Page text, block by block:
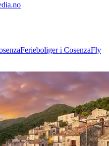
Ferieboliger i CosenzaFly